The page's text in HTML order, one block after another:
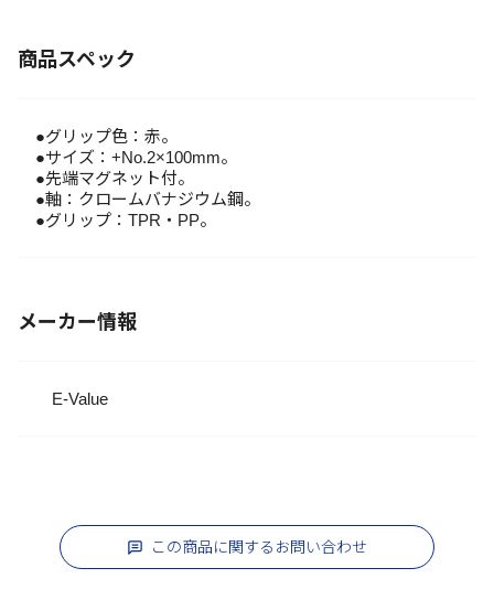
商品スペック
●グリップ色：赤。
●サイズ：+No.2×100mm。
●先端マグネット付。
●軸：クロームバナジウム鋼。
●グリップ：TPR・PP。
メーカー情報
E-Value
この商品に関するお問い合わせ